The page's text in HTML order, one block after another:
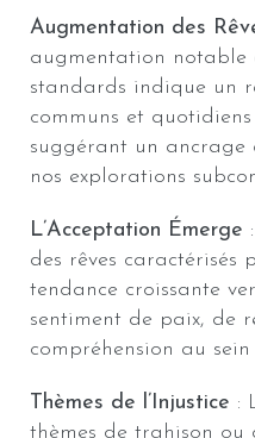
Augmentation des
augmentation notable
standards indique un
communs et
suggérant un ancrage
nos explorations
L’Acceptation Émerge
des rêves caractérisés
tendance croissante
sentiment de paix, de
compréhension au
Thèmes de l’Injustice :
thèmes de trahison ou